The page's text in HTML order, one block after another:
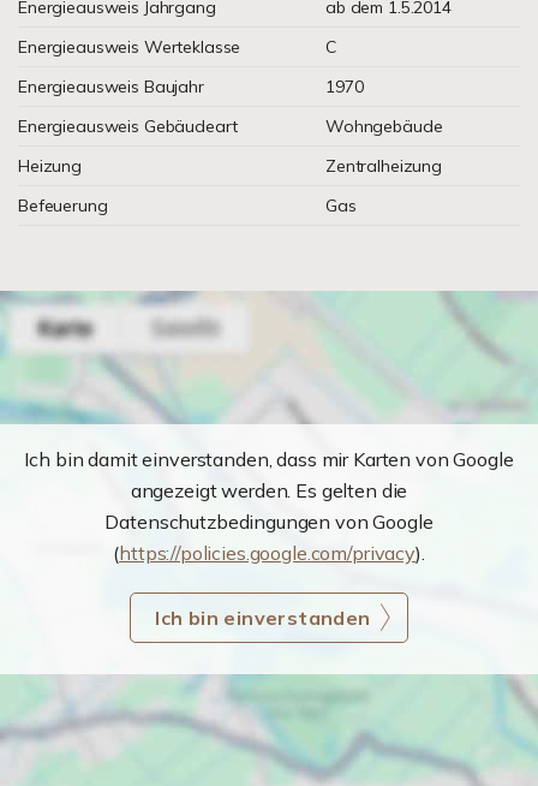
Energieausweis Jahrgang
ab dem 1.5.2014
Energieausweis Werteklasse
C
Energieausweis Baujahr
1970
Energieausweis Gebäudeart
Wohngebäude
Heizung
Zentralheizung
Befeuerung
Gas
Ich bin damit einverstanden, dass mir Karten von Google
angezeigt werden. Es gelten die
Datenschutzbedingungen von Google
(https://policies.google.com/privacy).
Ich bin einverstanden